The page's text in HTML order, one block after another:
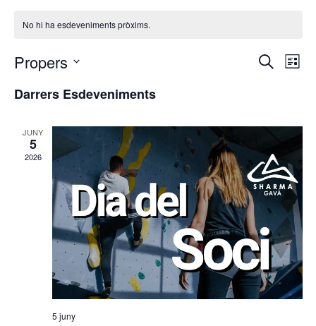
No hi ha esdeveniments pròxims.
visual
Cerca
de
Llista
Propers
una
Darrers Esdeveniments
JUNY
5
2026
5 juny